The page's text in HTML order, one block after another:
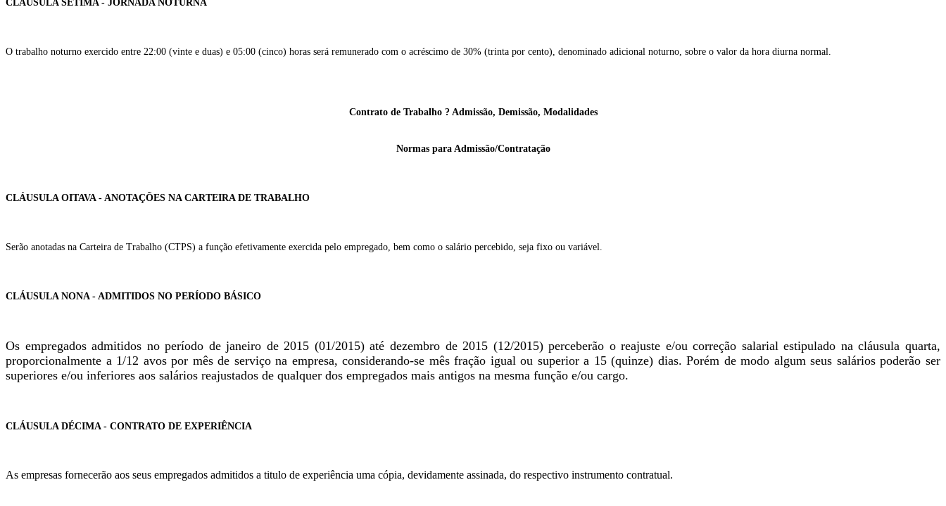
CLÁUSULA SÉTIMA - JORNADA NOTURNA
O trabalho noturno exercido entre 22:00 (vinte e duas) e 05:00 (cinco) horas será remunerado com o acréscimo de 30% (trinta por cento), denominado adicional noturno, sobre o valor da hora diurna normal.
Contrato de Trabalho ? Admissão, Demissão, Modalidades
Normas para Admissão/Contratação
CLÁUSULA OITAVA - ANOTAÇÕES NA CARTEIRA DE TRABALHO
Serão anotadas na Carteira de Trabalho (CTPS) a função efetivamente exercida pelo empregado, bem como o salário percebido, seja fixo ou variável.
CLÁUSULA NONA - ADMITIDOS NO PERÍODO BÁSICO
Os empregados admitidos no período de janeiro de 2015 (01/2015) até dezembro de 2015 (12/2015) perceberão o reajuste e/ou correção salarial estipulado na cláusula quarta,
proporcionalmente a 1/12 avos por mês de serviço na empresa, considerando-se mês fração igual ou superior a 15 (quinze) dias. Porém de modo algum seus salários poderão ser
superiores e/ou inferiores aos salários reajustados de qualquer dos empregados mais antigos na mesma função e/ou cargo.
CLÁUSULA DÉCIMA - CONTRATO DE EXPERIÊNCIA
As empresas fornecerão aos seus empregados admitidos a titulo de experiência uma cópia, devidamente assinada, do respectivo instrumento contratual.